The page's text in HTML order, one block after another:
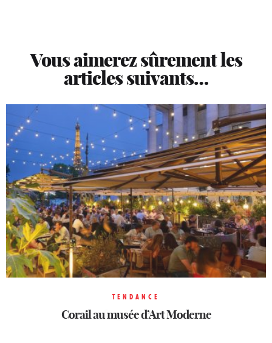
Vous aimerez sûrement les
articles suivants…
TENDANCE
Rooftop La Fondation
TENDANCE
Corail au musée d’Art Moderne
TENDANCE
Rosa Bonheur bois de Vincennes